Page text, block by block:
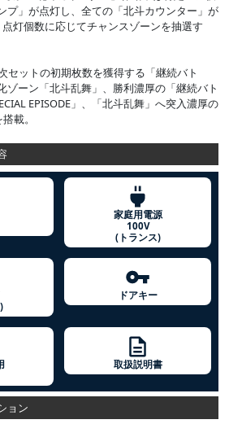
プ」が点灯し、全ての「北斗カウンター」が
点灯個数に応じてチャンスゾーンを抽選す
セットの初期枚数を獲得する「継続バト
ゾーン「北斗乱舞」、勝利濃厚の「継続バト
EPISODE」、「北斗乱舞」へ突入濃厚の
載。
家庭用電源
100V
(トランス)
ドアキー
取扱説明書
ョン